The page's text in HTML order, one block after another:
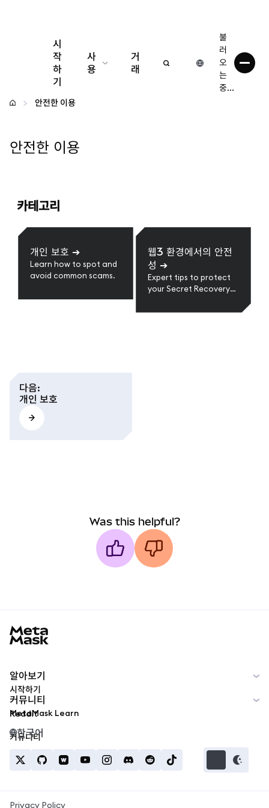
시
작
하
기
사
용
구성
안전한 이용
거
래
불
러
오
는
중...
안전한 이용
안전한 이용
카테고리
개인 보호 ➔
Learn how to spot and
avoid common scams.
웹3 환경에서의 안전
성 ➔
Expert tips to protect
your Secret Recovery
wallet in web3.
다음:
개인 보호
Was this helpful?
알아보기
시작하기
MetaMask Learn
커뮤니티
Reddit
커뮤니티
한국어
Privacy Policy